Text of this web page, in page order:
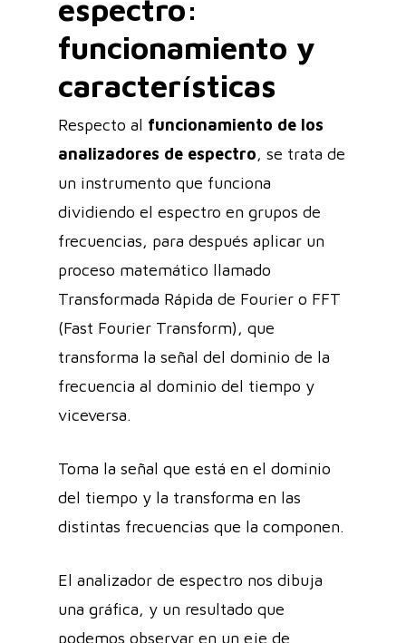
espectro:
funcionamiento y
características
Respecto al funcionamiento de los
analizadores de espectro, se trata de
un instrumento que funciona
dividiendo el espectro en grupos de
frecuencias, para después aplicar un
proceso matemático llamado
Transformada Rápida de Fourier o FFT
(Fast Fourier Transform), que
transforma la señal del dominio de la
frecuencia al dominio del tiempo y
viceversa.
Toma la señal que está en el dominio
del tiempo y la transforma en las
distintas frecuencias que la componen.
El analizador de espectro nos dibuja
una gráfica, y un resultado que
podemos observar en un eje de